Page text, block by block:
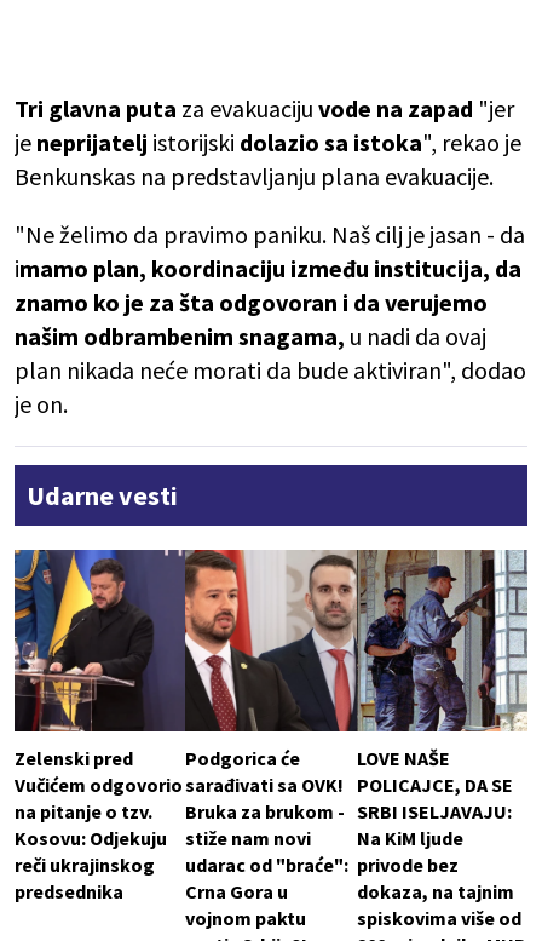
Tri glavna puta za evakuaciju vode na zapad "jer
je neprijatelj istorijski dolazio sa istoka", rekao je
Benkunskas na predstavljanju plana evakuacije.
"Ne želimo da pravimo paniku. Naš cilj je jasan - da
imamo plan, koordinaciju između institucija, da
znamo ko je za šta odgovoran i da verujemo
našim odbrambenim snagama, u nadi da ovaj
plan nikada neće morati da bude aktiviran", dodao
je on.
Udarne vesti
Zelenski pred
Vučićem odgovorio
na pitanje o tzv.
Kosovu: Odjekuju
reči ukrajinskog
predsednika
Podgorica će
sarađivati sa OVK!
Bruka za brukom -
stiže nam novi
udarac od "braće":
Crna Gora u
vojnom paktu
LOVE NAŠE
POLICAJCE, DA SE
SRBI ISELJAVAJU:
Na KiM ljude
privode bez
dokaza, na tajnim
spiskovima više od